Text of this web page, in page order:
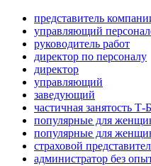
представитель
управляющий
руководитель работ
директор по персоналу
директор
управляющий
заведующий
частичная занятость Т-
популярные для
популярные для
страховой
администратор без